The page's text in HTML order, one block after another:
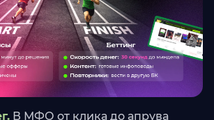
В МФО от клика до апрува